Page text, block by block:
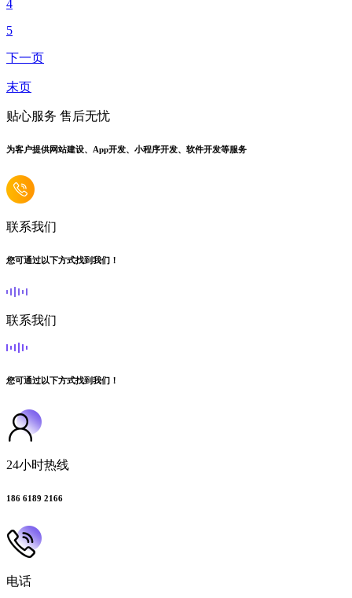
4
5
下一页
末页
贴心服务 售后无忧
为客户提供网站建设、App开发、小程序开发、软件开发等服务
联系我们
您可通过以下方式找到我们！
联系我们
您可通过以下方式找到我们！
24小时热线
186 6189 2166
电话